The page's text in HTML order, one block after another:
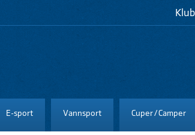
E-sport Vannsport Cuper / Camper